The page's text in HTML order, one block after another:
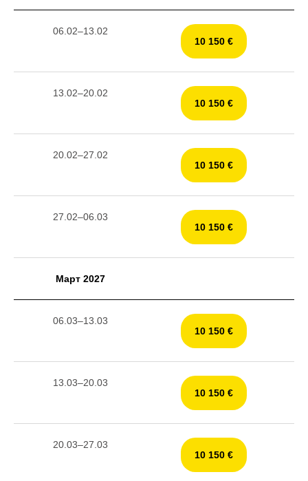
06.02–13.02
10 150 €
13.02–20.02
10 150 €
20.02–27.02
10 150 €
27.02–06.03
10 150 €
Март 2027
06.03–13.03
10 150 €
13.03–20.03
10 150 €
20.03–27.03
10 150 €